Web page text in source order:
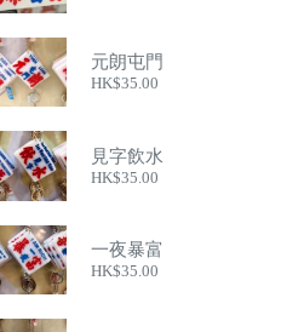
元朗屯門
HK$35.00
見字飲水
HK$35.00
一夜暴富
HK$35.00